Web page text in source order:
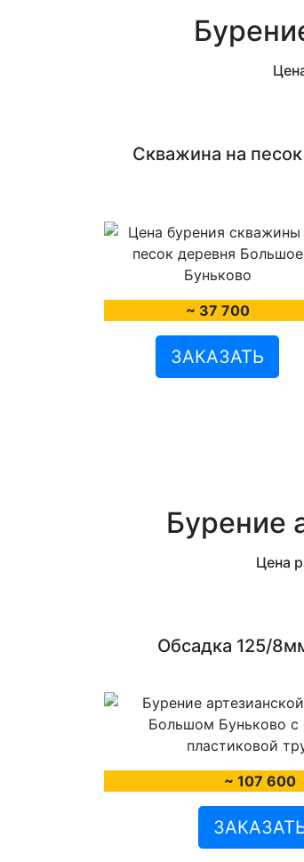
Скважина на песок
~ 37 700
ЗАКАЗАТЬ
Бурение
Цена
Обсадка 125/
~ 107 600